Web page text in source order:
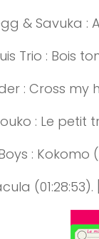
& Savuka :
Trio : Bois
: Cross my
: Le petit
: Kokomo
(01:28:53).